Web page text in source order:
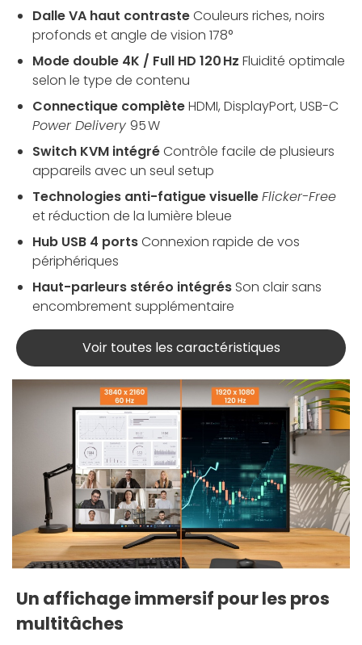
Dalle VA haut contrasteCouleurs riches, noirs
profonds et angle de vision 178°
Mode double 4K / Full HD 120 Hz Fluidité optimale
selon le type de contenu
Connectique complèteHDMI, DisplayPort, USB-C
Power Delivery 95 W
Switch KVM intégréContrôle facile de plusieurs
appareils avec un seul setup
Technologies anti-fatigue visuelleFlicker-Free
et réduction de la lumière bleue
Hub USB 4 portsConnexion rapide de vos
périphériques
Haut-parleurs stéréo intégrés Son clair sans
encombrement supplémentaire
Voir toutes les caractéristiques
Un affichage immersif pour les pros
multitâches